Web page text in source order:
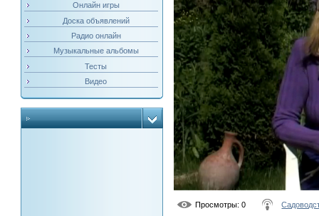
Онлайн игры
Доска объявлений
Радио онлайн
Музыкальные альбомы
Тесты
Видео
Просмотры: 0